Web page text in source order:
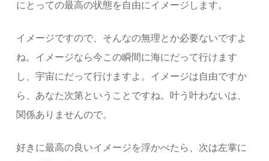
にとっての最高の状態を自由にイメージします。
イメージですので、そんなの無理とか必要ないですよ
ね。イメージなら今この瞬間に海にだって行けます
し、宇宙にだって行けますよ。イメージは自由ですか
ら、あなた次第ということですね。叶う叶わないは、
関係ありませんので。
好きに最高の良いイメージを浮かべたら、次は左掌に